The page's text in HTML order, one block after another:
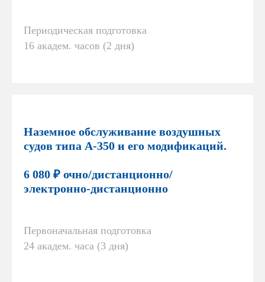
Периодическая подготовка
16 академ. часов (2 дня)
Наземное обслуживание воздушных
судов типа А-350 и его модификаций.
6 080 ₽ очно/дистанционно/
электронно-дистанционно
Первоначальная подготовка
24 академ. часа (3 дня)